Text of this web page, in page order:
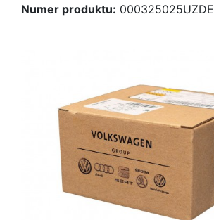
Numer produktu: 000325025UZDE